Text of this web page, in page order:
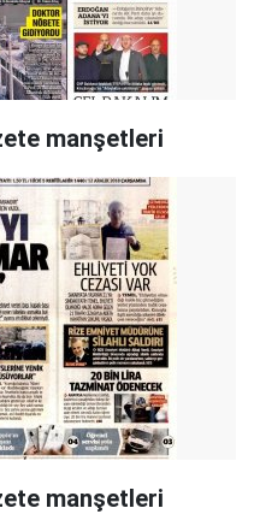
manşetleri
manşetleri